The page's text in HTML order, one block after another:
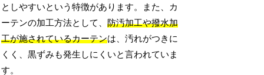
としやすいという特徴があります。また、カ
ーテンの加工方法として、防汚加工や撥水加
工が施されているカーテンは、汚れがつきに
くく、黒ずみも発生しにくいと言われていま
す。